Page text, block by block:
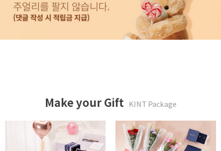
Make your Gift KINT Package